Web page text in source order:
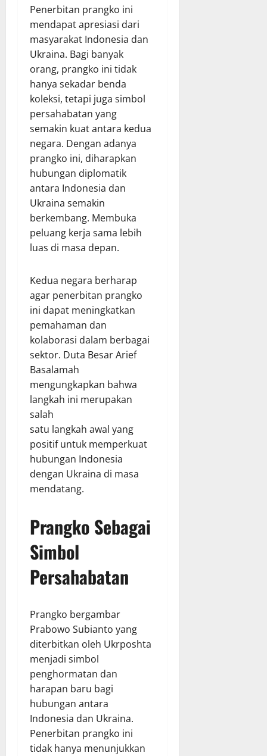
Penerbitan prangko ini
mendapat apresiasi dari
masyarakat Indonesia dan
Ukraina. Bagi banyak
orang, prangko ini tidak
hanya sekadar benda
koleksi, tetapi juga simbol
persahabatan yang
semakin kuat antara kedua
negara. Dengan adanya
prangko ini, diharapkan
hubungan diplomatik
antara Indonesia dan
Ukraina semakin
berkembang. Membuka
peluang kerja sama lebih
luas di masa depan.
Kedua negara berharap
agar penerbitan prangko
ini dapat meningkatkan
pemahaman dan
kolaborasi dalam berbagai
sektor. Duta Besar Arief
Basalamah
mengungkapkan bahwa
langkah ini merupakan
salah
satu langkah awal yang
positif untuk memperkuat
hubungan Indonesia
dengan Ukraina di masa
mendatang.
Prangko Sebagai
Simbol
Persahabatan
Prangko bergambar
Prabowo Subianto yang
diterbitkan oleh Ukrposhta
menjadi simbol
penghormatan dan
harapan baru bagi
hubungan antara
Indonesia dan Ukraina.
Penerbitan prangko ini
tidak hanya menunjukkan